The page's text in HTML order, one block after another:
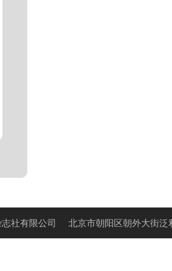
社有限公司 北京市朝阳区朝外大街泛